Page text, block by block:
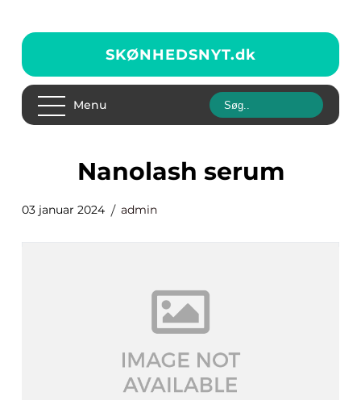
SKØNHEDSNYT.dk
Menu
nanolash serum
03 januar 2024 admin